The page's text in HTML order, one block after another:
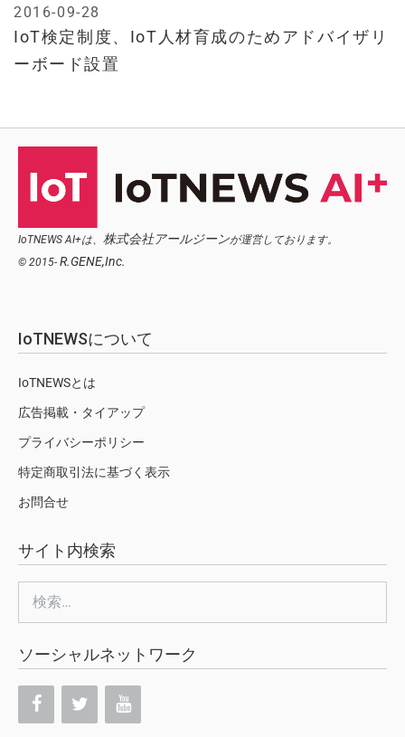
IoT検定制度、IoT人材育成のためアドバイザリ
ーボード設置
2016-09-28
IoTNEWS AI+は、 株式会社アールジーンが運営しております。
© 2015- R.GENE,Inc.
IoTNEWSについて
IoTNEWSとは
広告掲載・タイアップ
プライバシーポリシー
特定商取引法に基づく表示
お問合せ
サイト内検索
索:
ソーシャルネットワーク